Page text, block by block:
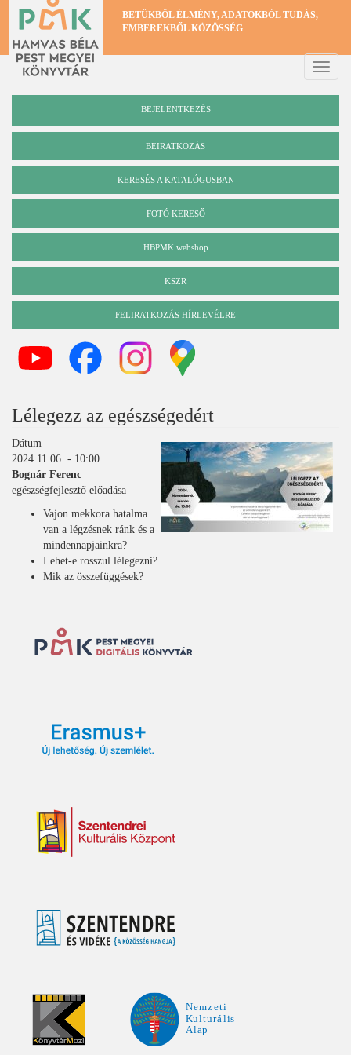
Ugrás
tartalomra
BETŰKBŐL ÉLMÉNY, ADATOKBÓL TUDÁS,
EMBEREKBŐL KÖZÖSSÉG
Toggle
BEJELENTKEZÉS
BEIRATKOZÁS
Katalógus
KERESÉS A KATALÓGUSBAN
FOTÓ KERESŐ
HBPMK webshop
KSZR
FELIRATKOZÁS HÍRLEVÉLRE
Lélegezz az egészségedért
Dátum
2024.11.06. - 10:00
Bognár Ferenc
egészségfejlesztő előadása
Vajon mekkora hatalma
van a légzésnek ránk és a
mindennapjainkra?
Lehet-e rosszul lélegezni?
Mik az összefüggések?